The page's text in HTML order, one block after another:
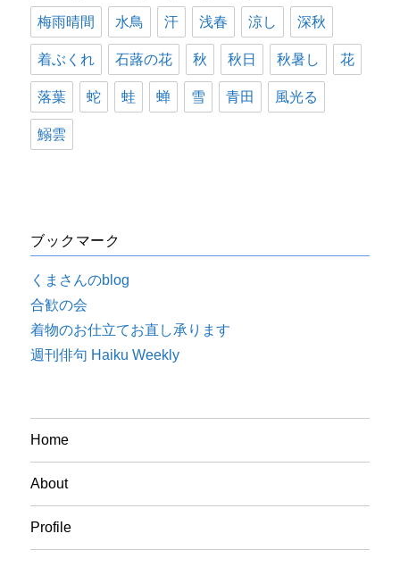
梅雨晴間 水鳥 汗 浅春 涼し 深秋
着ぶくれ 石蕗の花 秋 秋日 秋暑し 花
落葉 蛇 蛙 蝉 雪 青田 風光る
鰯雲
ブックマーク
くまさんのblog
合歓の会
着物のお仕立てお直し承ります
週刊俳句 Haiku Weekly
Home
About
Profile